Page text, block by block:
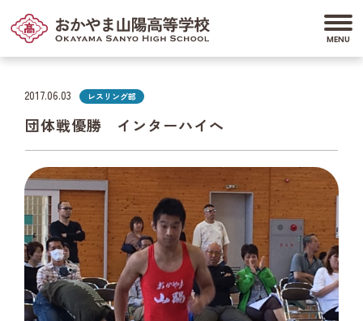
2017.06.03 レスリング部
団体戦優勝 インターハイへ